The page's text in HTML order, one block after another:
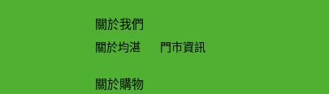
關於我們
關於均湛 門市資訊
關於購物